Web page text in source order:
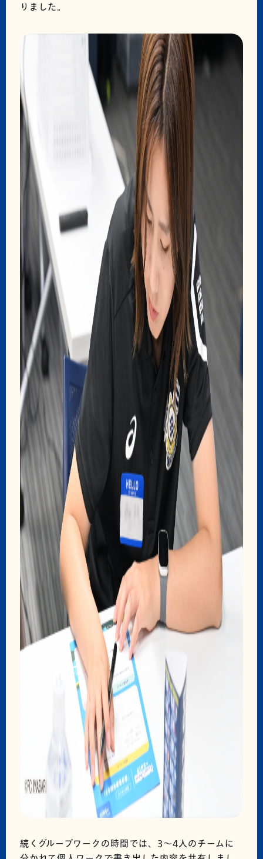
りました。
続くグループワークの時間では、3～4人のチームに